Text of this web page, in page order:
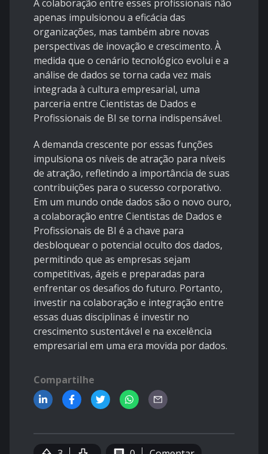
A colaboração entre esses profissionais não
apenas impulsionou a eficácia das
organizações, mas também abre novas
perspectivas de inovação e crescimento. À
medida que o cenário tecnológico evolui e a
análise de dados se torna cada vez mais
integrada à cultura empresarial, uma
parceria entre Cientistas de Dados e
Profissionais de BI se torna indispensável.
A demanda crescente por essas funções
impulsiona os níveis de atração para níveis
de atração, refletindo a importância de suas
contribuições para o sucesso corporativo.
Em um mundo onde dados são o novo ouro,
a colaboração entre Cientistas de Dados e
Profissionais de BI é a chave para
desbloquear o potencial oculto dos dados,
permitindo que as empresas sejam
competitivas, ágeis e preparadas para
enfrentar os desafios do futuro. Portanto,
investir na colaboração e integração entre
essas duas disciplinas é investir no
crescimento sustentável e na excelência
empresarial em uma era movida por dados.
Compartilhe